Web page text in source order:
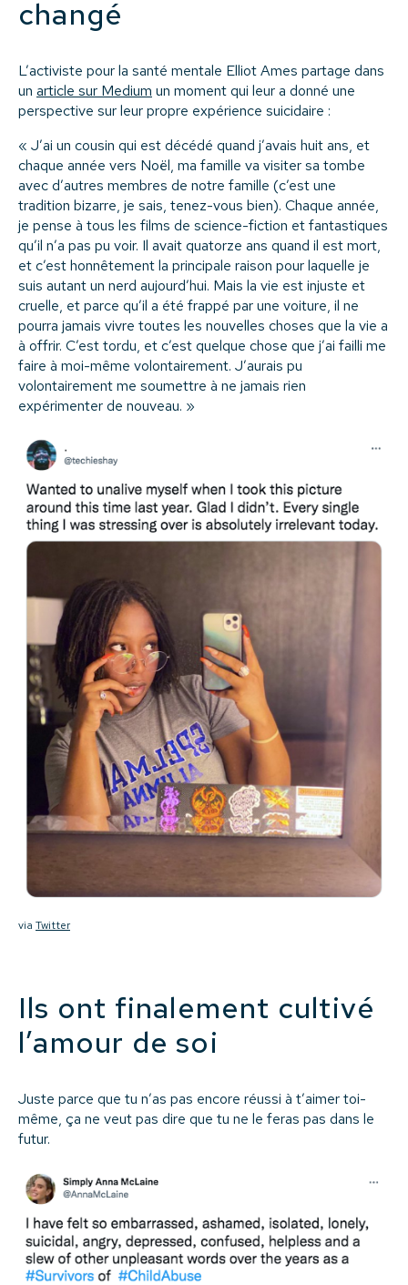
changé
L’activiste pour la santé mentale Elliot Ames partage dans
un article sur Medium un moment qui leur a donné une
perspective sur leur propre expérience suicidaire :
« J’ai un cousin qui est décédé quand j’avais huit ans, et
chaque année vers Noël, ma famille va visiter sa tombe
avec d’autres membres de notre famille (c’est une
tradition bizarre, je sais, tenez-vous bien). Chaque année,
je pense à tous les films de science-fiction et fantastiques
qu’il n’a pas pu voir. Il avait quatorze ans quand il est mort,
et c’est honnêtement la principale raison pour laquelle je
suis autant un nerd aujourd’hui. Mais la vie est injuste et
cruelle, et parce qu’il a été frappé par une voiture, il ne
pourra jamais vivre toutes les nouvelles choses que la vie a
à offrir. C’est tordu, et c’est quelque chose que j’ai failli me
faire à moi-même volontairement. J’aurais pu
volontairement me soumettre à ne jamais rien
expérimenter de nouveau. »
via Twitter
Ils ont finalement cultivé
l’amour de soi
Juste parce que tu n’as pas encore réussi à t’aimer toi-
même, ça ne veut pas dire que tu ne le feras pas dans le
futur.